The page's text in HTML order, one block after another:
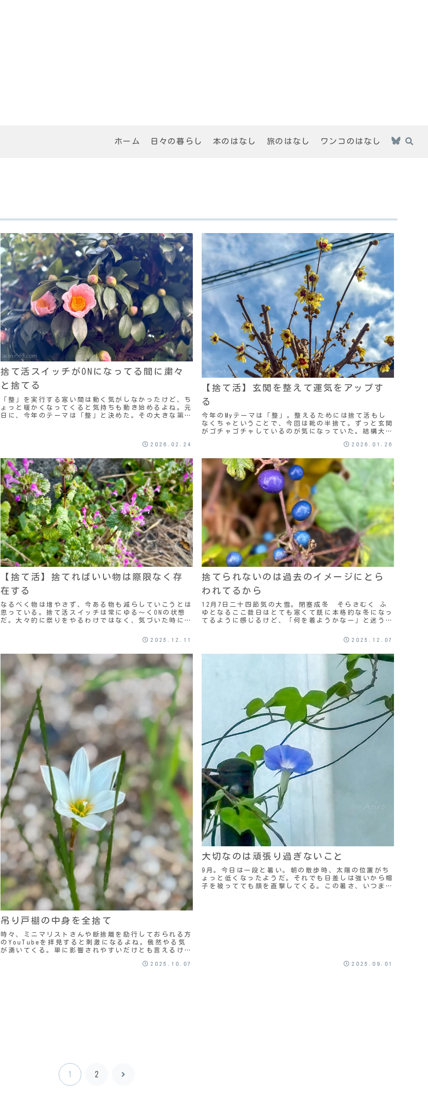
ホーム 日々の暮らし 本のはなし 旅のはなし ワンコのはなし
捨て活スイッチがONになってる間に粛々
と捨てる
「整」を実行する寒い間は動く気がしなかったけど、ち
ょっと暖かくなってくると気持ちも動き始めるよね。元
日に、今年のテーマは「整」と決めた。その大きな第1
2026.02.24
【捨て活】玄関を整えて運気をアップす
る
今年のMyテーマは「整」。整えるためには捨て活もし
なくちゃということで、今回は靴の半捨て。ずっと玄関
がゴチャゴチャしているのが気になっていた。結構大き
2026.01.26
【捨て活】捨てればいい物は際限なく存
在する
なるべく物は増やさず、今ある物も減らしていこうとは
思っている。捨て活スイッチは常にゆる〜くONの状態
だ。大々的に祭りをやるわけではなく、気づいた時にそ
2025.12.11
捨てられないのは過去のイメージにとら
われてるから
12月7日二十四節気の大雪。閉塞成冬 そらさむく ふ
ゆとなるここ数日はとても寒くて既に本格的な冬になっ
てるように感じるけど、「何を着ようかなー」と迷う日
2025.12.07
吊り戸棚の中身を全捨て
時々、ミニマリストさんや断捨離を励行しておられる方
のYouTubeを拝見すると刺激になるよね。俄然やる気
が湧いてくる。単に影響されやすいだけとも言えるけ
2025.10.07
大切なのは頑張り過ぎないこと
9月。今日は一段と暑い。朝の散歩時、太陽の位置がち
ょっと低くなったようだ。それでも日差しは強いから帽
子を被ってても顔を直撃してくる。この暑さ、いつまで
2025.09.01
1 2
次